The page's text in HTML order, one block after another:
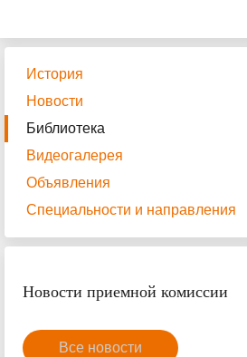
История
Новости
Библиотека
Видеогалерея
Объявления
Специальности и направления
Новости приемной комиссии
Все новости